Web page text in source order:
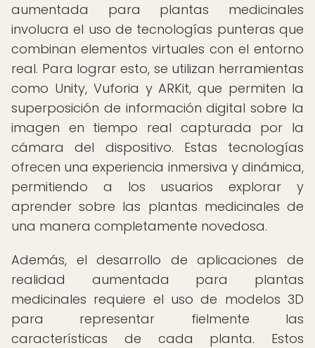
aumentada para plantas medicinales
involucra el uso de tecnologías punteras que
combinan elementos virtuales con el entorno
real. Para lograr esto, se utilizan herramientas
como Unity, Vuforia y ARKit, que permiten la
superposición de información digital sobre la
imagen en tiempo real capturada por la
cámara del dispositivo. Estas tecnologías
ofrecen una experiencia inmersiva y dinámica,
permitiendo a los usuarios explorar y
aprender sobre las plantas medicinales de
una manera completamente novedosa.
Además, el desarrollo de aplicaciones de
realidad aumentada para plantas
medicinales requiere el uso de modelos 3D
para representar fielmente las
características de cada planta. Estos